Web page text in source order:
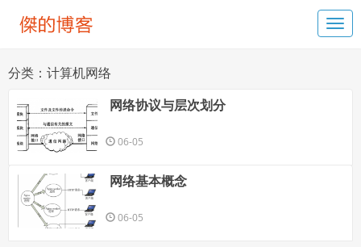
分类：计算机网络
网络协议与层次划分
06-05
网络基本概念
06-05